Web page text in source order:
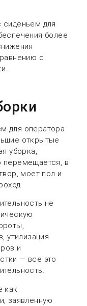
для
более
с
для оператора
открытые
уборка,
перемещается, в
моет пол и
не
утилизация
и
— все это
как
заявленную